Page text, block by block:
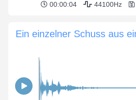
00:00:04 44100Hz